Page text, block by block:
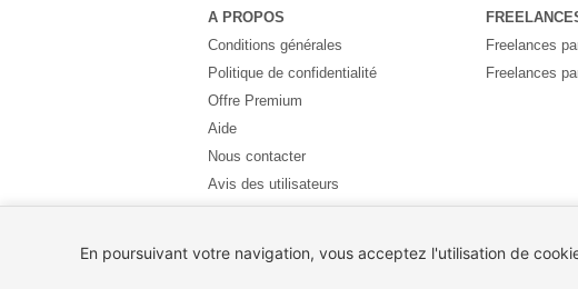
A PROPOS
Conditions générales
Politique de confidentialité
Offre Premium
Aide
Nous contacter
Avis des utilisateurs
Partenaires
Freelances
Freelances
En poursuivant votre navigation, vous acceptez l'utilisation de